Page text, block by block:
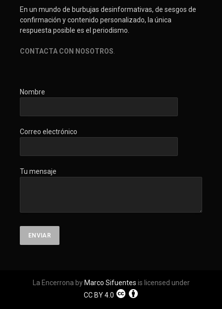
En un mundo de burbujas desinformativas, de sesgos de
confirmación y contenido personalizado, la única
respuesta posible es el periodismo.
CONTACTA CON NOSOTROS
Nombre
Correo electrónico
Tu mensaje
La Encerrona by Marco Sifuentes is licensed under
CC BY 4.0